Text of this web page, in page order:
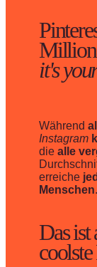
it's
Während
Instagram
die alle
erreiche
Menschen.
Das ist